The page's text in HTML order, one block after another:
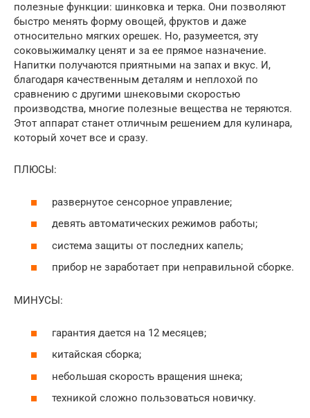
полезные функции: шинковка и терка. Они позволяют
быстро менять форму овощей, фруктов и даже
относительно мягких орешек. Но, разумеется, эту
соковыжималку ценят и за ее прямое назначение.
Напитки получаются приятными на запах и вкус. И,
благодаря качественным деталям и неплохой по
сравнению с другими шнековыми скоростью
производства, многие полезные вещества не теряются.
Этот аппарат станет отличным решением для кулинара,
который хочет все и сразу.
ПЛЮСЫ:
развернутое сенсорное управление;
девять автоматических режимов работы;
система защиты от последних капель;
прибор не заработает при неправильной сборке.
МИНУСЫ:
гарантия дается на 12 месяцев;
китайская сборка;
небольшая скорость вращения шнека;
техникой сложно пользоваться новичку.